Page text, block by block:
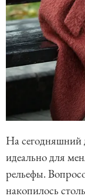
На сегодняшний
идеально для
рельефы.
накопилось